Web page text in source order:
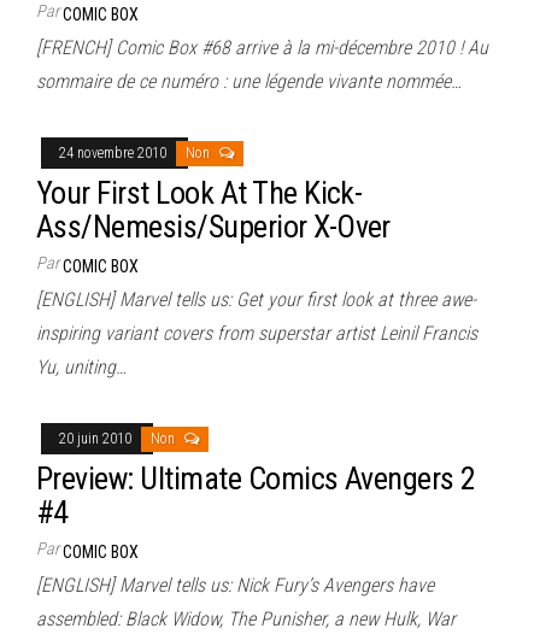
ParCOMIC BOX
[FRENCH] Comic Box #68 arrive à la mi-décembre 2010 ! Au
sommaire de ce numéro : une légende vivante nommée…
24 novembre 2010 Non
Your First Look At The Kick-
Ass/Nemesis/Superior X-Over
ParCOMIC BOX
[ENGLISH] Marvel tells us: Get your first look at three awe-
inspiring variant covers from superstar artist Leinil Francis
Yu, uniting…
20 juin 2010 Non
Preview: Ultimate Comics Avengers 2
#4
ParCOMIC BOX
[ENGLISH] Marvel tells us: Nick Fury’s Avengers have
assembled: Black Widow, The Punisher, a new Hulk, War